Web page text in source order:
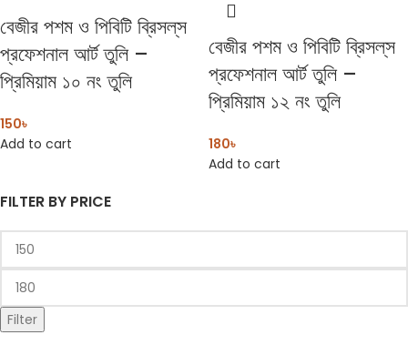
FILTER BY PRICE
Filter
বেজীর পশম ও পিবিটি ব্রিসল্‌স
প্রফেশনাল আর্ট তুলি –
প্রিমিয়াম ১০ নং তুলি
150৳
Add to cart
বেজীর পশম ও পিবিটি ব্রিসল্‌স
প্রফেশনাল আর্ট তুলি –
প্রিমিয়াম ১২ নং তুলি
180৳
Add to cart